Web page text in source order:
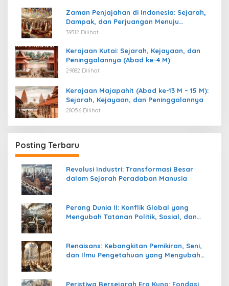
Zaman Penjajahan di Indonesia: Sejarah,
Dampak, dan Perjuangan Menuju
Kemerdekaan
39312 Dilihat
Kerajaan Kutai: Sejarah, Kejayaan, dan
Peninggalannya (Abad ke-4 M)
29882 Dilihat
Kerajaan Majapahit (Abad ke-13 M – 15 M):
Sejarah, Kejayaan, dan Peninggalannya
28056 Dilihat
Posting Terbaru
Revolusi Industri: Transformasi Besar
dalam Sejarah Peradaban Manusia
Perang Dunia II: Konflik Global yang
Mengubah Tatanan Politik, Sosial, dan
Renaisans: Kebangkitan Pemikiran, Seni,
dan Ilmu Pengetahuan yang Mengubah
Peristiwa Bersejarah Era Kuno: Fondasi